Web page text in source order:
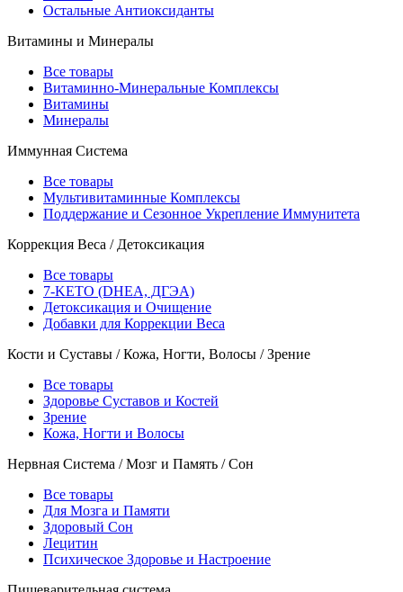
Остальные Антиоксиданты
Витамины и Минералы
Все товары
Витаминно-Минеральные Комплексы
Витамины
Минералы
Иммунная Система
Все товары
Мультивитаминные Комплексы
Поддержание и Сезонное Укрепление Иммунитета
Коррекция Веса / Детоксикация
Все товары
7-KETO (DHEA, ДГЭА)
Детоксикация и Очищение
Добавки для Коррекции Веса
Кости и Суставы / Кожа, Ногти, Волосы / Зрение
Все товары
Здоровье Суставов и Костей
Зрение
Кожа, Ногти и Волосы
Нервная Система / Мозг и Память / Сон
Все товары
Для Мозга и Памяти
Здоровый Сон
Лецитин
Психическое Здоровье и Настроение